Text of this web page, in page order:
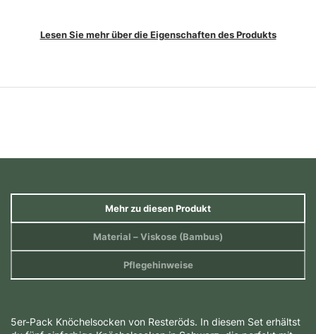
Lesen Sie mehr über die Eigenschaften des Produkts
Mehr zu diesen Produkt
Material – Viskose (Bambus)
Pflegehinweise
5er-Pack Knöchelsocken von Resteröds. In diesem Set erhältst